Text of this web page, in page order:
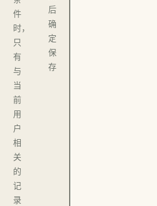
件
时，
只
有
与
当
前
用
户
相
关
的
记
录
后
确
定
保
存